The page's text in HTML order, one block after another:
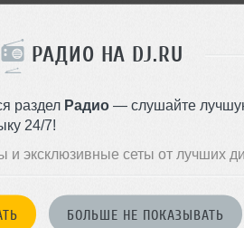
РАДИО НА DJ.RU
раздел Радио — слушайте
24/7!
и эксклюзивные сеты от лучших
БОЛЬШЕ НЕ ПОКАЗЫВАТЬ
91 8.5 MB, 320
(Summer 2017 Mix)
21 плейлисте) 01